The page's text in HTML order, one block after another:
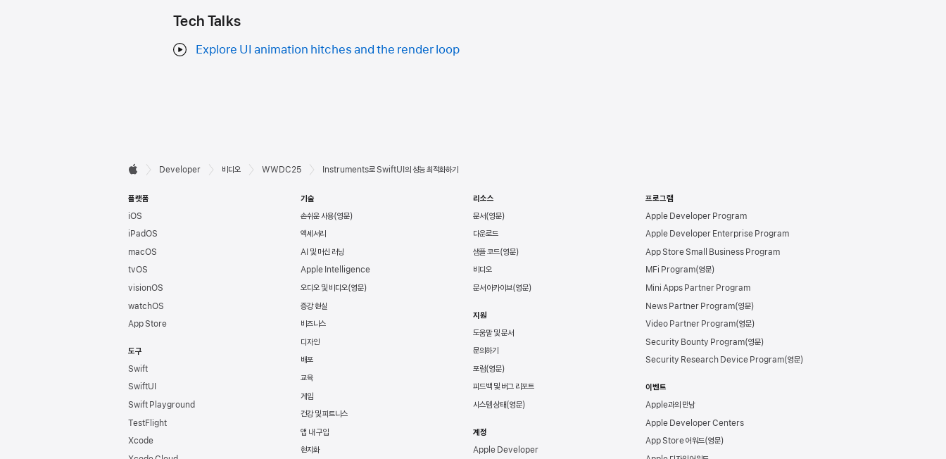
Tech Talks
Explore UI animation hitches and the render loop
Developer
바닥글

Developer 비디오 WWDC25 Instruments로 SwiftUI의 성능 최적화하기
플랫폼
iOS
iPadOS
macOS
tvOS
visionOS
watchOS
App Store
도구
Swift
SwiftUI
Swift Playground
TestFlight
Xcode
기술
손쉬운 사용
액세서리
AI 및 머신 러닝
Apple Intelligence
오디오 및 비디오
증강 현실
비즈니스
디자인
배포
교육
게임
건강 및 피트니스
앱 내 구입
현지화
리소스
문서
다운로드
샘플 코드
비디오
문서 아카이브
지원
도움말 및 문서
문의하기
포럼
피드백 및 버그 리포트
시스템 상태
계정
Apple Developer
프로그램
Apple Developer Program
Apple Developer Enterprise Program
App Store Small Business Program
MFi Program
Mini Apps Partner Program
News Partner Program
Video Partner Program
Security Bounty Program
Security Research Device Program
이벤트
Apple과의 만남
Apple Developer Centers
App Store 어워드